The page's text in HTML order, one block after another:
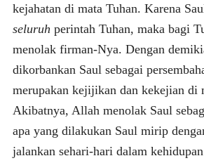
kejahatan di mata Tuhan. Karena
seluruh perintah Tuhan, maka bagi
menolak firman-Nya. Dengan
dikorbankan Saul sebagai
merupakan kejijikan dan kekejian di
Akibatnya, Allah menolak Saul
apa yang dilakukan Saul mirip
jalankan sehari-hari dalam